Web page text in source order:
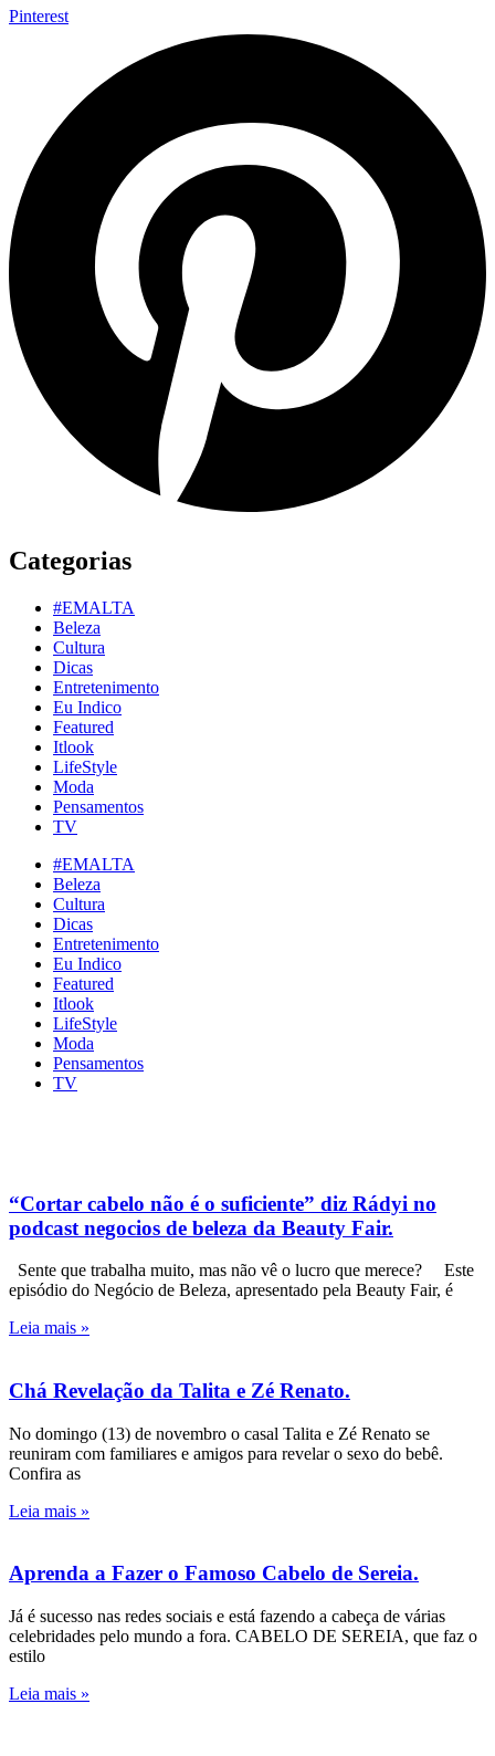
Pinterest
Categorias
#EMALTA
Beleza
Cultura
Dicas
Entretenimento
Eu Indico
Featured
Itlook
LifeStyle
Moda
Pensamentos
TV
#EMALTA
Beleza
Cultura
Dicas
Entretenimento
Eu Indico
Featured
Itlook
LifeStyle
Moda
Pensamentos
TV
“Cortar cabelo não é o suficiente” diz Rádyi no
podcast negocios de beleza da Beauty Fair.
Sente que trabalha muito, mas não vê o lucro que merece? Este
episódio do Negócio de Beleza, apresentado pela Beauty Fair, é
Leia mais »
Chá Revelação da Talita e Zé Renato.
No domingo (13) de novembro o casal Talita e Zé Renato se
reuniram com familiares e amigos para revelar o sexo do bebê.
Confira as
Leia mais »
Aprenda a Fazer o Famoso Cabelo de Sereia.
Já é sucesso nas redes sociais e está fazendo a cabeça de várias
celebridades pelo mundo a fora. CABELO DE SEREIA, que faz o
estilo
Leia mais »